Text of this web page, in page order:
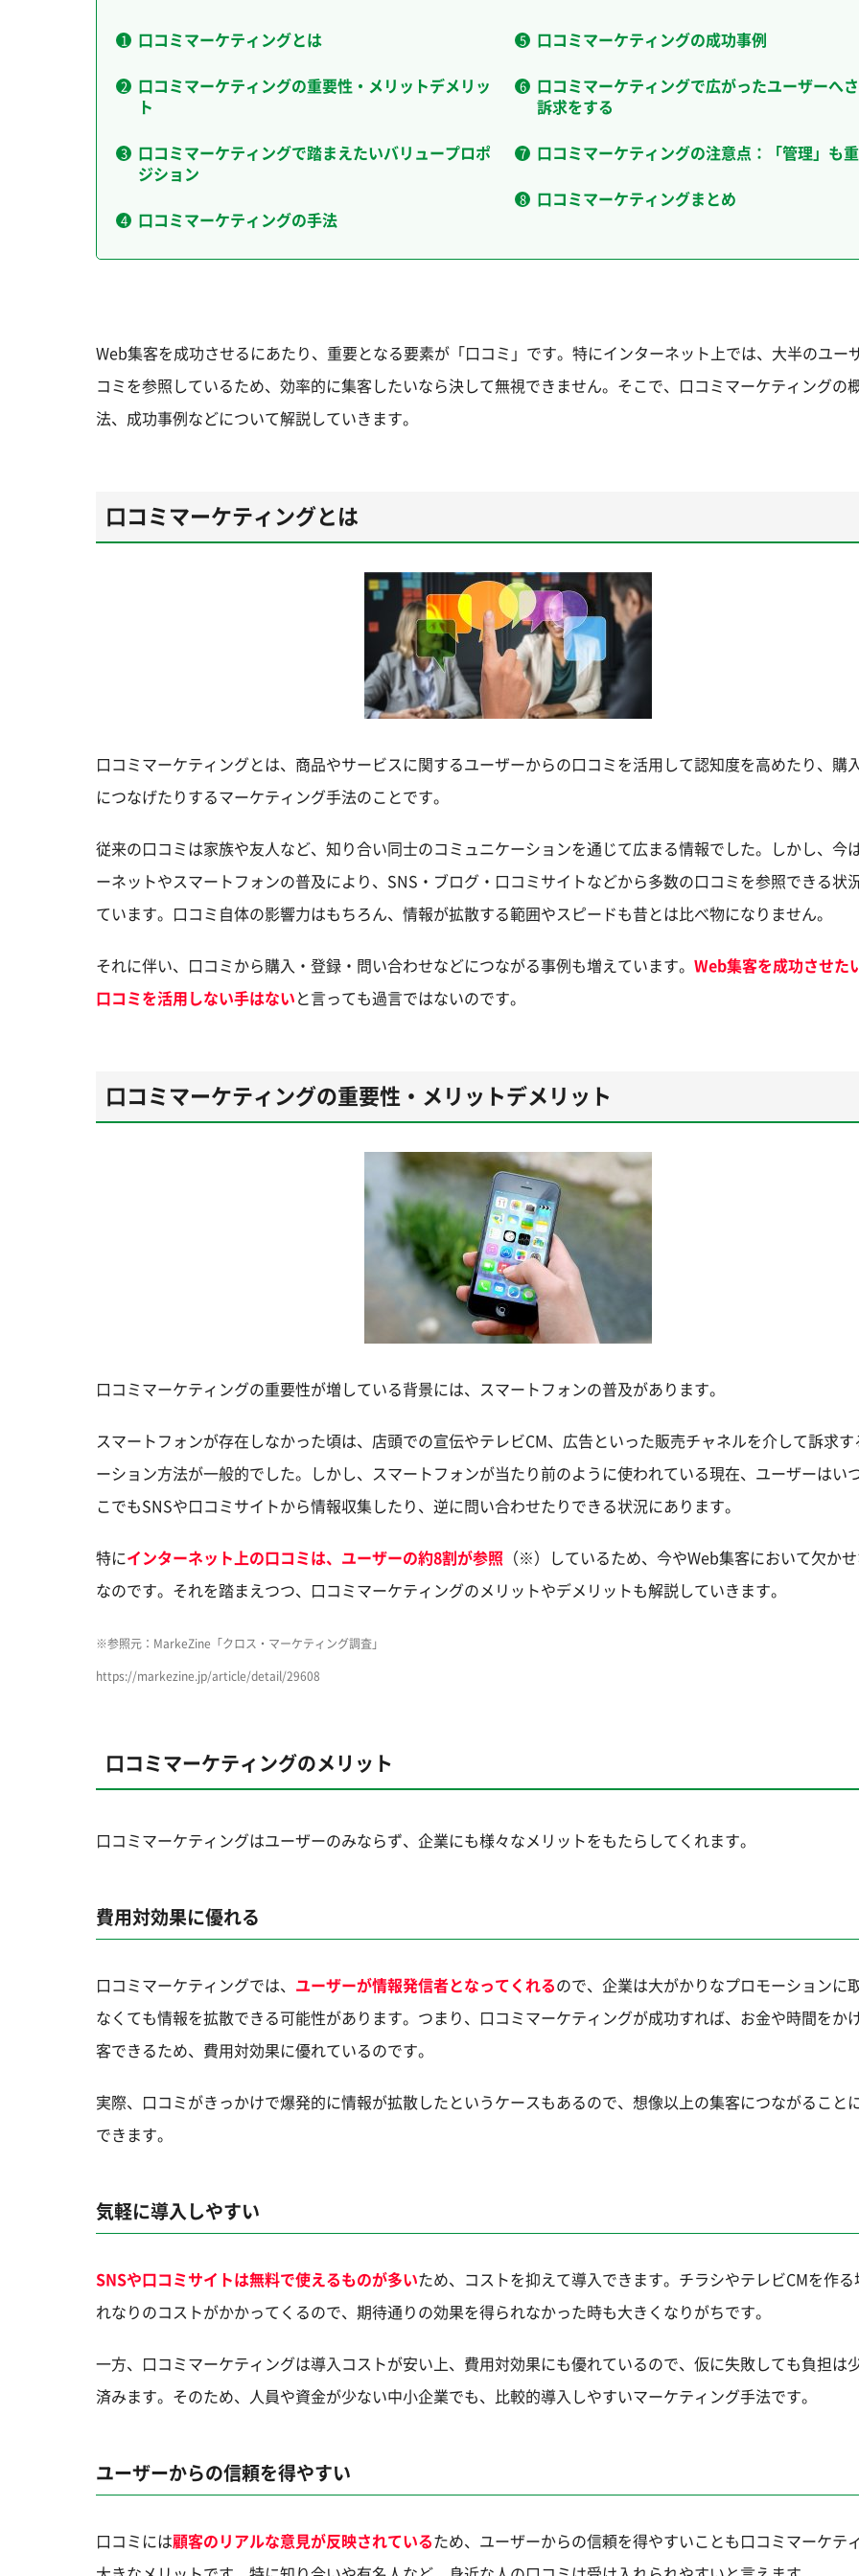
口コミマーケティングとは
口コミマーケティングの重要性・メリットデメリッ
ト
口コミマーケティングで踏まえたいバリュープロポ
ジション
口コミマーケティングの手法
口コミマーケティングの成功事例
口コミマーケティングで広がったユーザーへ
訴求をする
口コミマーケティングの注意点：「管理」も
口コミマーケティングまとめ
Web集客を成功させるにあたり、重要となる要素が「口コミ」です。特にインターネット上では、大半のユー
コミを参照しているため、効率的に集客したいなら決して無視できません。そこで、口コミマーケティングの
法、成功事例などについて解説していきます。
口コミマーケティングとは
口コミマーケティングとは、商品やサービスに関するユーザーからの口コミを活用して認知度を高めたり、購
につなげたりするマーケティング手法のことです。
従来の口コミは家族や友人など、知り合い同士のコミュニケーションを通じて広まる情報でした。しかし、今
ーネットやスマートフォンの普及により、SNS・ブログ・口コミサイトなどから多数の口コミを参照できる状
ています。口コミ自体の影響力はもちろん、情報が拡散する範囲やスピードも昔とは比べ物になりません。
それに伴い、口コミから購入・登録・問い合わせなどにつながる事例も増えています。 Web集客を成功させた
口コミを活用しない手はないと言っても過言ではないのです。
口コミマーケティングの重要性・メリットデメリット
口コミマーケティングの重要性が増している背景には、スマートフォンの普及があります。
スマートフォンが存在しなかった頃は、店頭での宣伝やテレビCM、広告といった販売チャネルを介して訴求す
ーション方法が一般的でした。しかし、スマートフォンが当たり前のように使われている現在、ユーザーはい
こでもSNSや口コミサイトから情報収集したり、逆に問い合わせたりできる状況にあります。
特にインターネット上の口コミは、ユーザーの約8割が参照 （※）しているため、今やWeb集客において欠か
なのです。それを踏まえつつ、口コミマーケティングのメリットやデメリットも解説していきます。
※参照元：MarkeZine「クロス・マーケティング調査」
https://markezine.jp/article/detail/29608
口コミマーケティングのメリット
口コミマーケティングはユーザーのみならず、企業にも様々なメリットをもたらしてくれます。
費用対効果に優れる
口コミマーケティングでは、 ユーザーが情報発信者となってくれるので、企業は大がかりなプロモーションに
なくても情報を拡散できる可能性があります。つまり、口コミマーケティングが成功すれば、お金や時間をか
客できるため、費用対効果に優れているのです。
実際、口コミがきっかけで爆発的に情報が拡散したというケースもあるので、想像以上の集客につながること
できます。
気軽に導入しやすい
SNSや口コミサイトは無料で使えるものが多いため、コストを抑えて導入できます。チラシやテレビCMを作る
れなりのコストがかかってくるので、期待通りの効果を得られなかった時も大きくなりがちです。
一方、口コミマーケティングは導入コストが安い上、費用対効果にも優れているので、仮に失敗しても負担は
済みます。そのため、人員や資金が少ない中小企業でも、比較的導入しやすいマーケティング手法です。
ユーザーからの信頼を得やすい
口コミには顧客のリアルな意見が反映されているため、ユーザーからの信頼を得やすいことも口コミマーケテ